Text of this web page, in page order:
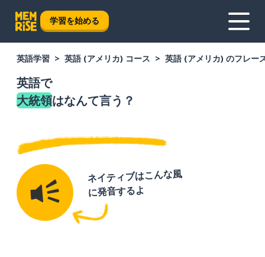
学習を始める
英語学習 英語 (アメリカ) コース 英語 (アメリカ) のフレー
英語で
大統領はなんて言う？
ネイティブはこんな風
に発音するよ